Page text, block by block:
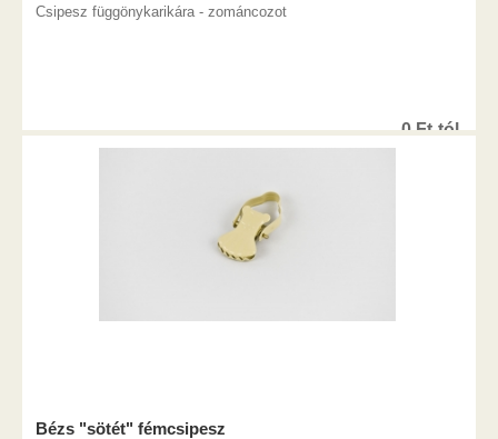
Csipesz függönykarikára - zománcozot
0Ft-tól
Bézs "sötét" fémcsipesz